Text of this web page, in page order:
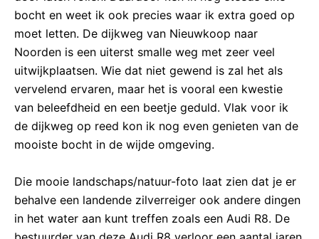
bocht en weet ik ook precies waar ik extra goed op
moet letten. De dijkweg van Nieuwkoop naar
Noorden is een uiterst smalle weg met zeer veel
uitwijkplaatsen. Wie dat niet gewend is zal het als
vervelend ervaren, maar het is vooral een kwestie
van beleefdheid en een beetje geduld. Vlak voor ik
de dijkweg op reed kon ik nog even genieten van de
mooiste bocht in de wijde omgeving.
Die mooie landschaps/natuur-foto laat zien dat je er
behalve een landende zilverreiger ook andere dingen
in het water aan kunt treffen zoals een Audi R8. De